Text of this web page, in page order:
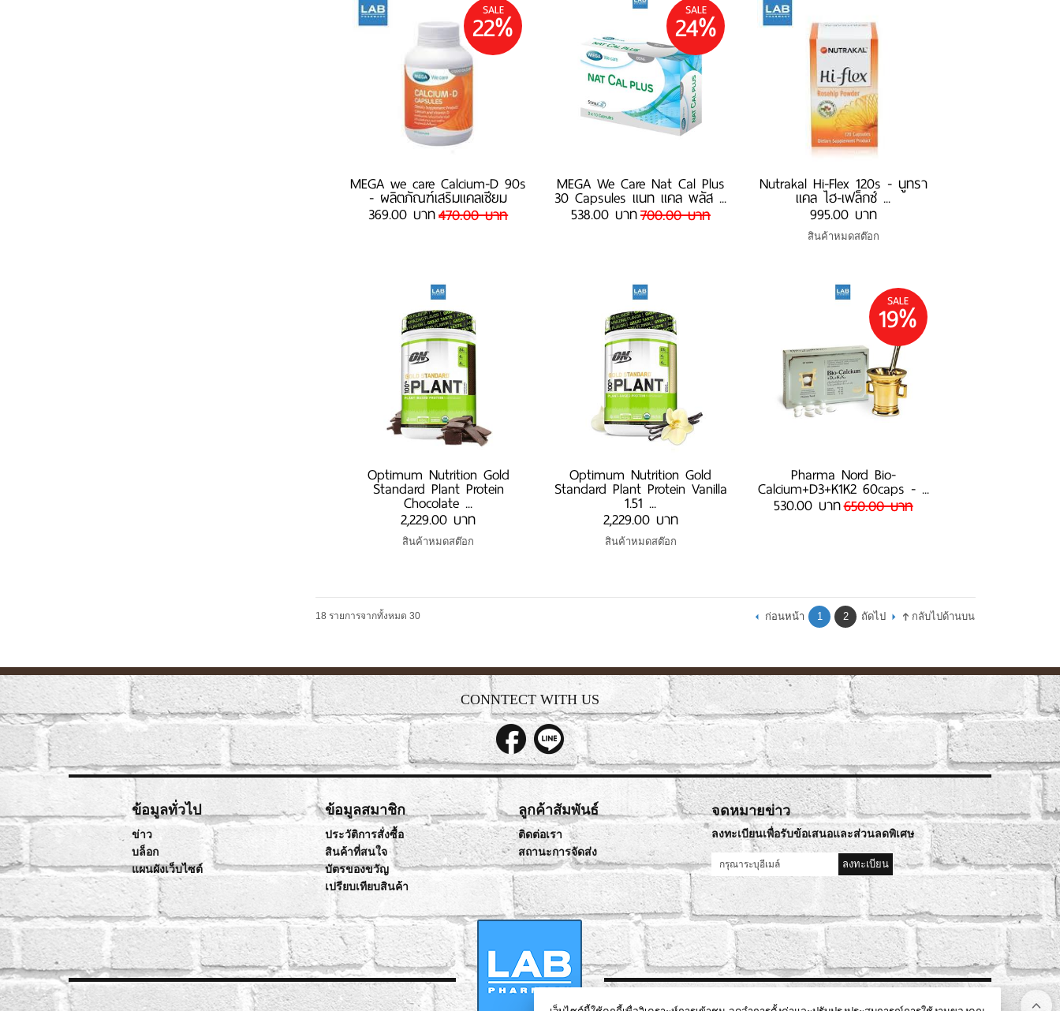
SALE
22%
MEGA we care Calcium-D 90s
- ผลิตภัณฑ์เสริมแคลเซียม
470.00 บาท
369.00 บาท
SALE
24%
MEGA We Care Nat Cal Plus
30 Capsules แนท แคล พลัส ...
700.00 บาท
538.00 บาท
Nutrakal Hi-Flex 120s - นูทรา
แคล ไฮ-เฟล็กซ์ ...
995.00 บาท
สินค้าหมดสต๊อก
Optimum Nutrition Gold
Standard Plant Protein
Chocolate ...
2,229.00 บาท
สินค้าหมดสต๊อก
Optimum Nutrition Gold
Standard Plant Protein Vanilla
1.51 ...
2,229.00 บาท
สินค้าหมดสต๊อก
SALE
19%
Pharma Nord Bio-
Calcium+D3+K1K2 60caps - ...
650.00 บาท
530.00 บาท
18 รายการจากทั้งหมด 30 กลับไปด้านบน
ก่อนหน้า 1 2 ถัดไป
CONNTECT WITH US
ข้อมูลทั่วไป
ข่าว
บล็อก
แผนผังเว็บไซต์
ข้อมูลสมาชิก
ประวัติการสั่งซื้อ
สินค้าที่สนใจ
บัตรของขวัญ
เปรียบเทียบสินค้า
ลูกค้าสัมพันธ์
ติดต่อเรา
สถานะการจัดส่ง
จดหมายข่าว
ลงทะเบียนเพื่อรับข้อเสนอและส่วนลดพิเศษ
ลงทะเบียน